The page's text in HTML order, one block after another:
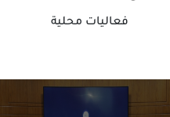
فعاليات محلية